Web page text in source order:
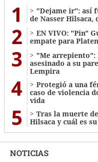
1
"Dejame ir": así
de Nasser Hilsaca,
2
EN VIVO: "Pin"
empate para
3
"Me arrepiento":
asesinado a su
Lempira
4
Protegió a una
caso de violencia
vida
5
Tras la muerte
Hilsaca y cuál es
NOTICIAS